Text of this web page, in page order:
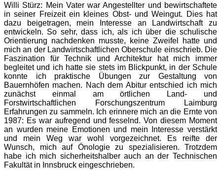
Willi Stürz: Mein Vater war Angestellter und bewirtschaftete
in seiner Freizeit ein kleines Obst- und Weingut. Dies hat
dazu beigetragen, mein Interesse an Landwirtschaft zu
entwickeln. So sehr, dass ich, als ich über die schulische
Orientierung nachdenken musste, keine Zweifel hatte und
mich an der Landwirtschaftlichen Oberschule einschrieb. Die
Faszination für Technik und Architektur hat mich immer
begleitet und ich hatte sie stets im Blickpunkt, in der Schule
konnte ich praktische Übungen zur Gestaltung von
Bauernhöfen machen. Nach dem Abitur entschied ich mich
zunächst einmal am örtlichen Land- und
Forstwirtschaftlichen Forschungszentrum Laimburg
Erfahrungen zu sammeln. Ich erinnere mich an die Ernte von
1987: Es war aufregend und fesselnd. Von diesem Moment
an wurden meine Emotionen und mein Interesse verstärkt
und mein Weg war wohl vorgezeichnet. Es reifte der
Wunsch, mich auf Önologie zu spezialisieren. Trotzdem
habe ich mich sicherheitshalber auch an der Technischen
Fakultät in Innsbruck eingeschrieben.